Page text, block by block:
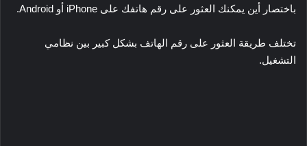
باختصار أين يمكنك العثور على رقم هاتفك على iPhone أو Android.
تختلف طريقة العثور على رقم الهاتف بشكل كبير بين نظامي
التشغيل.